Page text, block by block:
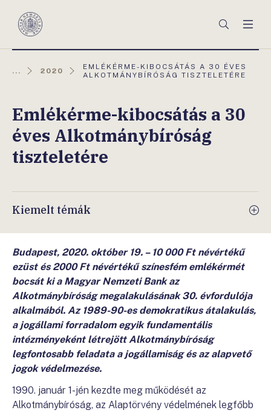
Magyar
Keresés
... 2020
AKTUÁLIS
OLDAL:
EMLÉKÉRME-KIBOCSÁTÁS A 30 ÉVES
ALKOTMÁNYBÍRÓSÁG TISZTELETÉRE
Emlékérme-kibocsátás a 30
éves Alkotmánybíróság
tiszteletére
Kiemelt témák
Budapest, 2020. október 19. – 10 000 Ft névértékű
ezüst és 2000 Ft névértékű színesfém emlékérmét
bocsát ki a Magyar Nemzeti Bank az
Alkotmánybíróság megalakulásának 30. évfordulója
alkalmából. Az 1989-90-es demokratikus átalakulás,
a jogállami forradalom egyik fundamentális
intézményeként létrejött Alkotmánybíróság
legfontosabb feladata a jogállamiság és az alapvető
jogok védelmezése.
1990. január 1-jén kezdte meg működését az
Alkotmánybíróság, az Alaptörvény védelmének legfőbb